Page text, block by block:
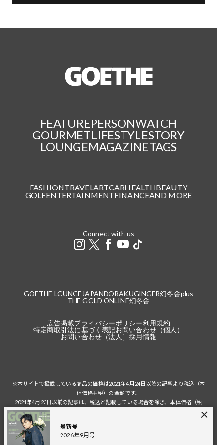
最新号
2026年9月号
FEATUREPERSONWATCH
GOURMETLIFESTYLESTORY
LOUNGEMAGAZINETAGS
FASHIONTRAVELARTCARHEALTHBEAUTY
GOLFENTERTAINMENTFINANCEAND MORE
Connect with us
GOETHE LOUNGE JAPANDORAKUGINGER幻冬舎plus
THE GOLD ONLINE幻冬舎
広告掲載プライバシーポリシー利用規約
特定商取引法に基づく表記お問い合わせ（個人）
お問い合わせ（法人）採用情報
※本サイトで掲載している商品の価格は2021年4月24日以降の記事より税込（本
体価格＋税）の金額です。
2021年4月23日以前の記事は、税込と記載している場合を除き、本体価格（税
税込の場合の税額は掲載当時の税率に準じます。